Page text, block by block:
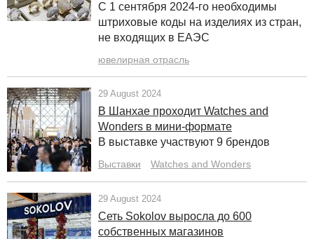
С 1 сентября 2024-го необходимы
штриховые коды на изделиях из стран,
не входящих в ЕАЭС
ювелирная отрасль
29 August 2024
В Шанхае проходит Watches and
Wonders в мини-формате
В выставке участвуют 9 брендов
Выставки Watches and Wonders
29 August 2024
Cеть Sokolov выросла до 600
собственных магазинов